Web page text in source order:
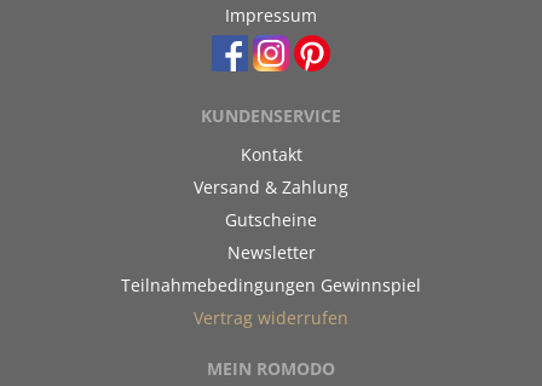
Impressum
KUNDENSERVICE
Kontakt
Versand & Zahlung
Gutscheine
Newsletter
Teilnahmebedingungen Gewinnspiel
Vertrag widerrufen
MEIN ROMODO